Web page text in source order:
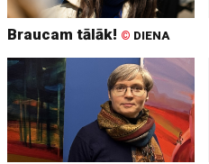
Braucam tālāk! © DIENA